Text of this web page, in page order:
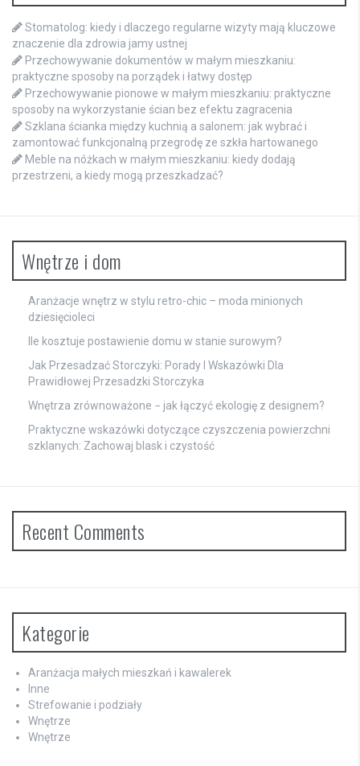
Stomatolog: kiedy i dlaczego regularne wizyty mają kluczowe
znaczenie dla zdrowia jamy ustnej
Przechowywanie dokumentów w małym mieszkaniu:
praktyczne sposoby na porządek i łatwy dostęp
Przechowywanie pionowe w małym mieszkaniu: praktyczne
sposoby na wykorzystanie ścian bez efektu zagracenia
Szklana ścianka między kuchnią a salonem: jak wybrać i
zamontować funkcjonalną przegrodę ze szkła hartowanego
Meble na nóżkach w małym mieszkaniu: kiedy dodają
przestrzeni, a kiedy mogą przeszkadzać?
Wnętrze i dom
Aranżacje wnętrz w stylu retro-chic – moda minionych
dziesięcioleci
Ile kosztuje postawienie domu w stanie surowym?
Jak Przesadzać Storczyki: Porady I Wskazówki Dla
Prawidłowej Przesadzki Storczyka
Wnętrza zrównoważone − jak łączyć ekologię z designem?
Praktyczne wskazówki dotyczące czyszczenia powierzchni
szklanych: Zachowaj blask i czystość
Recent Comments
Kategorie
Aranżacja małych mieszkań i kawalerek
Inne
Strefowanie i podziały
Wnętrze
Wnętrze